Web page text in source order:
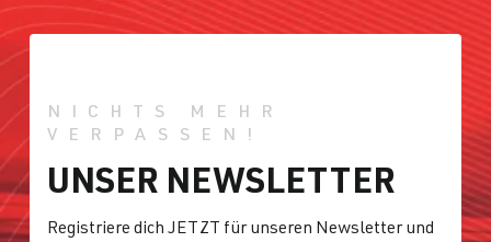
NICHTS MEHR
VERPASSEN!
UNSER NEWSLETTER
Registriere dich JETZT für unseren Newsletter und